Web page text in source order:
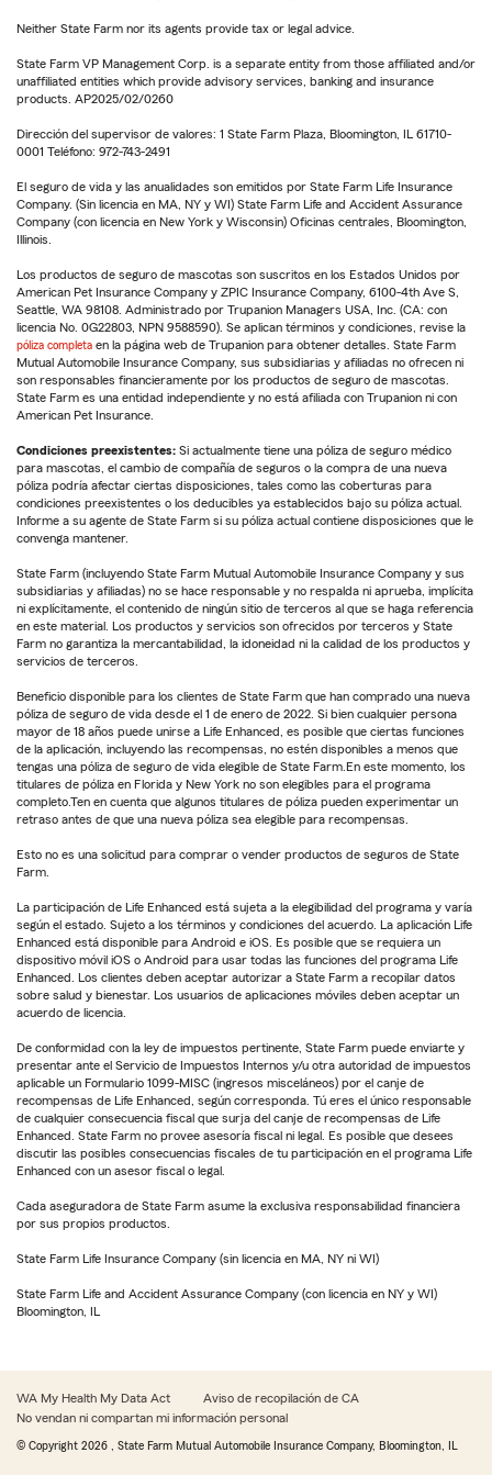
Neither State Farm nor its agents provide tax or legal advice.
State Farm VP Management Corp. is a separate entity from those affiliated and/or
unaffiliated entities which provide advisory services, banking and insurance
products. AP2025/02/0260
Dirección del supervisor de valores: 1 State Farm Plaza, Bloomington, IL 61710-
0001 Teléfono: 972-743-2491
El seguro de vida y las anualidades son emitidos por State Farm Life Insurance
Company. (Sin licencia en MA, NY y WI) State Farm Life and Accident Assurance
Company (con licencia en New York y Wisconsin) Oficinas centrales, Bloomington,
Illinois.
Los productos de seguro de mascotas son suscritos en los Estados Unidos por
American Pet Insurance Company y ZPIC Insurance Company, 6100-4th Ave S,
Seattle, WA 98108. Administrado por Trupanion Managers USA, Inc. (CA: con
licencia No. 0G22803, NPN 9588590). Se aplican términos y condiciones, revise la
póliza completa en la página web de Trupanion para obtener detalles. State Farm
Mutual Automobile Insurance Company, sus subsidiarias y afiliadas no ofrecen ni
son responsables financieramente por los productos de seguro de mascotas.
State Farm es una entidad independiente y no está afiliada con Trupanion ni con
American Pet Insurance.
Condiciones preexistentes: Si actualmente tiene una póliza de seguro médico
para mascotas, el cambio de compañía de seguros o la compra de una nueva
póliza podría afectar ciertas disposiciones, tales como las coberturas para
condiciones preexistentes o los deducibles ya establecidos bajo su póliza actual.
Informe a su agente de State Farm si su póliza actual contiene disposiciones que le
convenga mantener.
State Farm (incluyendo State Farm Mutual Automobile Insurance Company y sus
subsidiarias y afiliadas) no se hace responsable y no respalda ni aprueba, implícita
ni explícitamente, el contenido de ningún sitio de terceros al que se haga referencia
en este material. Los productos y servicios son ofrecidos por terceros y State
Farm no garantiza la mercantabilidad, la idoneidad ni la calidad de los productos y
servicios de terceros.
Beneficio disponible para los clientes de State Farm que han comprado una nueva
póliza de seguro de vida desde el 1 de enero de 2022. Si bien cualquier persona
mayor de 18 años puede unirse a Life Enhanced, es posible que ciertas funciones
de la aplicación, incluyendo las recompensas, no estén disponibles a menos que
tengas una póliza de seguro de vida elegible de State Farm.En este momento, los
titulares de póliza en Florida y New York no son elegibles para el programa
completo.Ten en cuenta que algunos titulares de póliza pueden experimentar un
retraso antes de que una nueva póliza sea elegible para recompensas.
Esto no es una solicitud para comprar o vender productos de seguros de State
Farm.
La participación de Life Enhanced está sujeta a la elegibilidad del programa y varía
según el estado. Sujeto a los términos y condiciones del acuerdo. La aplicación Life
Enhanced está disponible para Android e iOS. Es posible que se requiera un
dispositivo móvil iOS o Android para usar todas las funciones del programa Life
Enhanced. Los clientes deben aceptar autorizar a State Farm a recopilar datos
sobre salud y bienestar. Los usuarios de aplicaciones móviles deben aceptar un
acuerdo de licencia.
De conformidad con la ley de impuestos pertinente, State Farm puede enviarte y
presentar ante el Servicio de Impuestos Internos y/u otra autoridad de impuestos
aplicable un Formulario 1099-MISC (ingresos misceláneos) por el canje de
recompensas de Life Enhanced, según corresponda. Tú eres el único responsable
de cualquier consecuencia fiscal que surja del canje de recompensas de Life
Enhanced. State Farm no provee asesoría fiscal ni legal. Es posible que desees
discutir las posibles consecuencias fiscales de tu participación en el programa Life
Enhanced con un asesor fiscal o legal.
Cada aseguradora de State Farm asume la exclusiva responsabilidad financiera
por sus propios productos.
State Farm Life Insurance Company (sin licencia en MA, NY ni WI)
State Farm Life and Accident Assurance Company (con licencia en NY y WI)
Bloomington, IL
WA My Health My Data Act
Aviso de recopilación de CA
No vendan ni compartan mi información personal
© Copyright 2026 , State Farm Mutual Automobile Insurance Company, Bloomington, IL